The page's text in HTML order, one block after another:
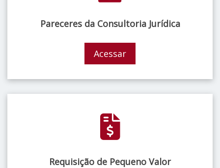
Pareceres da Consultoria Jurídica
Acessar
Requisição de Pequeno Valor